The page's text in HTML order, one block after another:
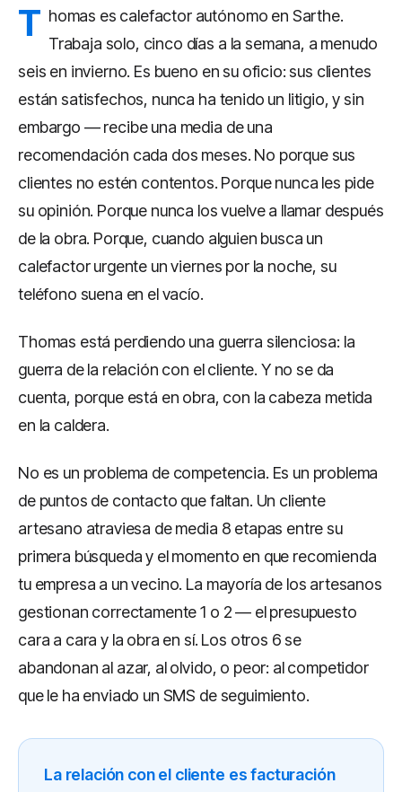
T homas es calefactor autónomo en Sarthe.
Trabaja solo, cinco días a la semana, a menudo
seis en invierno. Es bueno en su oficio: sus clientes
están satisfechos, nunca ha tenido un litigio, y sin
embargo — recibe una media de una
recomendación cada dos meses. No porque sus
clientes no estén contentos. Porque nunca les pide
su opinión. Porque nunca los vuelve a llamar después
de la obra. Porque, cuando alguien busca un
calefactor urgente un viernes por la noche, su
teléfono suena en el vacío.
Thomas está perdiendo una guerra silenciosa: la
guerra de la relación con el cliente. Y no se da
cuenta, porque está en obra, con la cabeza metida
en la caldera.
No es un problema de competencia. Es un problema
de puntos de contacto que faltan. Un cliente
artesano atraviesa de media 8 etapas entre su
primera búsqueda y el momento en que recomienda
tu empresa a un vecino. La mayoría de los artesanos
gestionan correctamente 1 o 2 — el presupuesto
cara a cara y la obra en sí. Los otros 6 se
abandonan al azar, al olvido, o peor: al competidor
que le ha enviado un SMS de seguimiento.
La relación con el cliente es facturación